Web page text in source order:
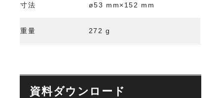
寸法 ø53 mm×152 mm
重量 272 g
資料ダウンロード